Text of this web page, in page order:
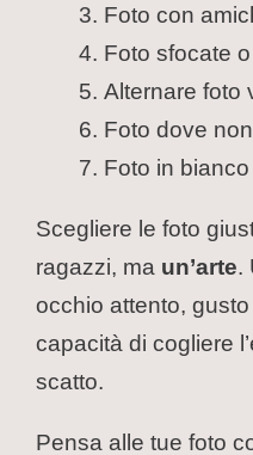
Foto con
Foto sfocate
Alternare foto
Foto dove
Foto in
Scegliere le foto
ragazzi, ma un’arte.
occhio attento,
capacità di cogliere
scatto.
Pensa alle tue foto